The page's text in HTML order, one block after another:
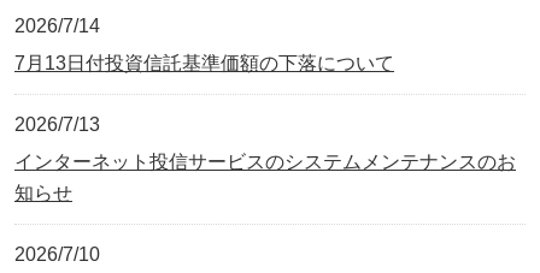
2026/7/14
7月13日付投資信託基準価額の下落について
2026/7/13
インターネット投信サービスのシステムメンテナンスのお
知らせ
2026/7/10